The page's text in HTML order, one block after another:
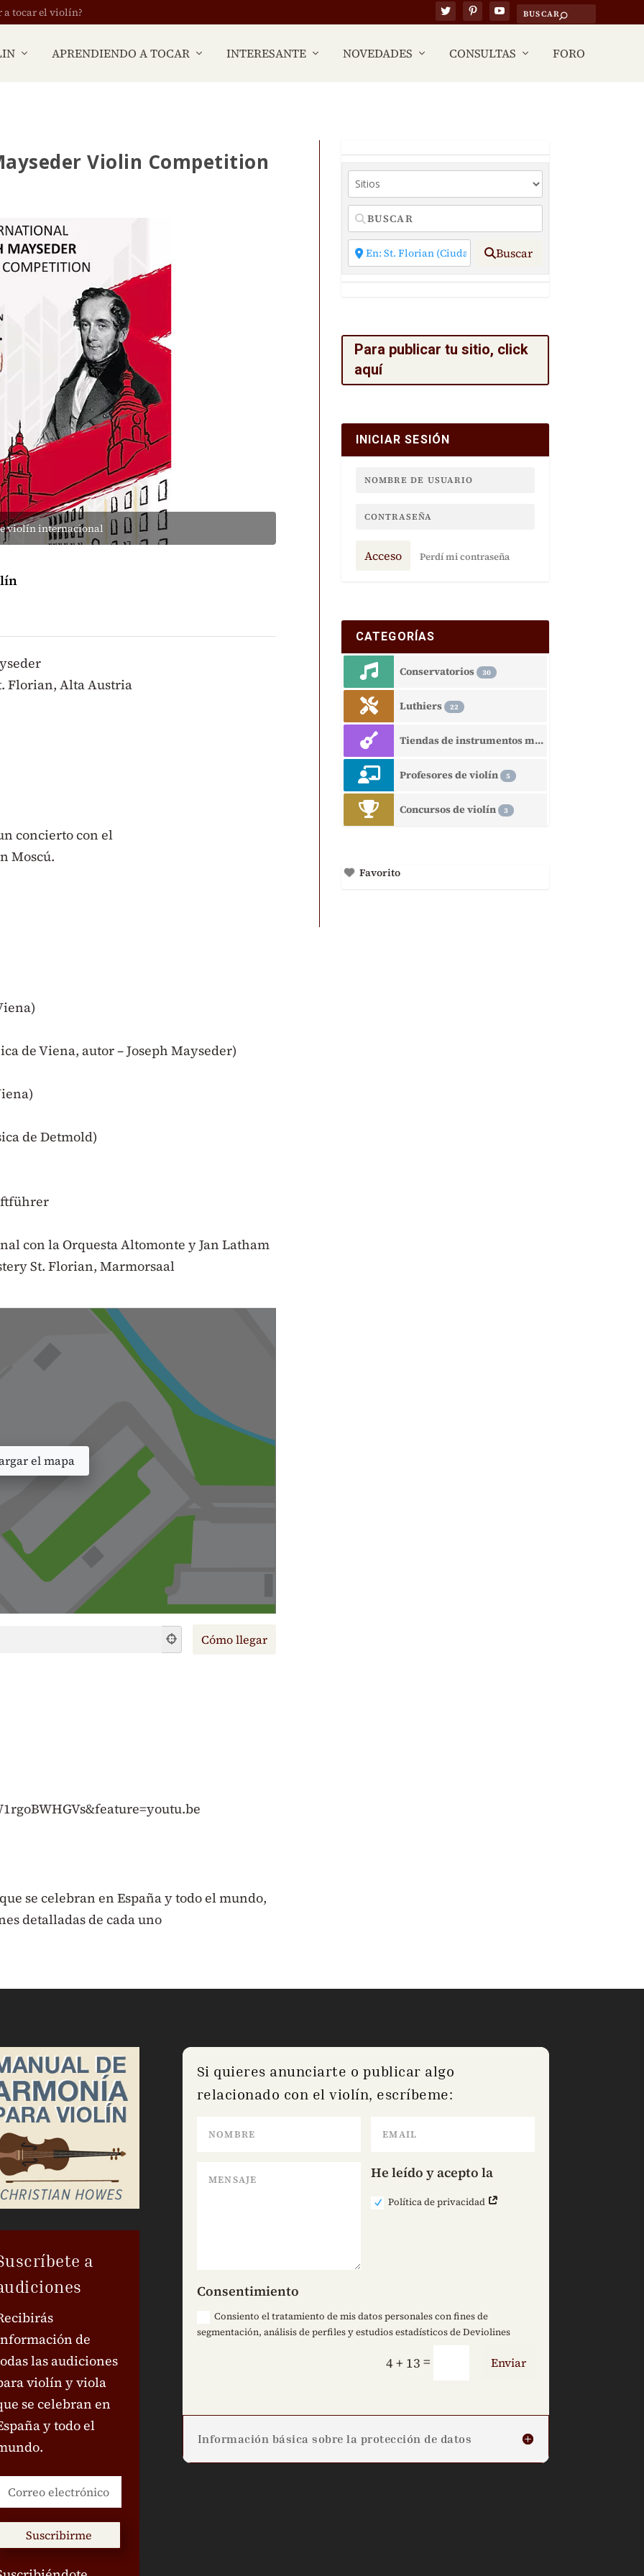
a tocar el violín?
APRENDIENDO A TOCAR INTERESANTE NOVEDADES CONSULTAS FORO
Violin Competition
violín internacional
Florian, Alta Austria
concierto con el
Moscú.
de Viena, autor – Joseph Mayseder)
de Detmold)
con la Orquesta Altomonte y Jan Latham
St. Florian, Marmorsaal
el mapa
se celebran en España y todo el mundo,
detalladas de cada uno
Buscar
Para publicar tu sitio, click
aquí
INICIAR SESIÓN
Acceso Perdí mi contraseña
CATEGORÍAS
Conservatorios 30
Luthiers 22
Tiendas de instrumentos musicales
Profesores de violín 5
Concursos de violín 3
Favorito
a
de
las audiciones
violín y viola
se celebran en
y todo el
Suscribirme
Si quieres anunciarte o publicar algo
relacionado con el violín, escríbeme:
He leído y acepto la
Política de privacidad
Consentimiento
Consiento el tratamiento de mis datos personales con fines de
segmentación, análisis de perfiles y estudios estadísticos de Deviolines
4 + 13 = Enviar
Información básica sobre la protección de datos